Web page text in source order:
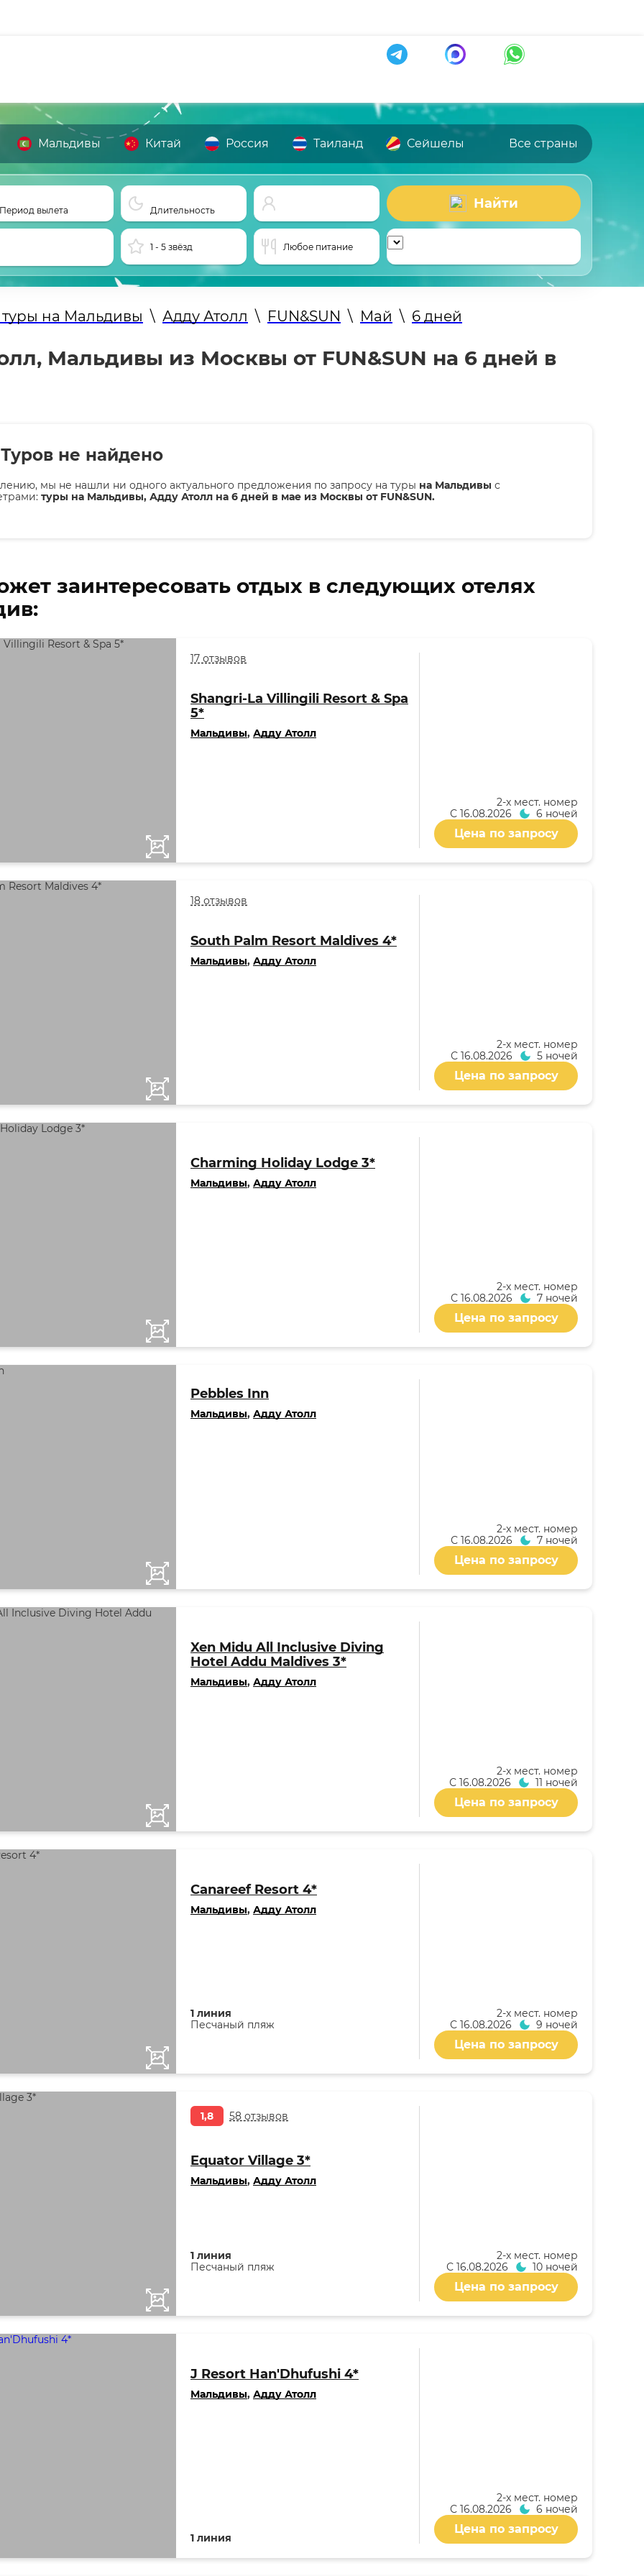
Мальдивы Китай Россия Таиланд Сейшелы Все страны
Период вылета Длительность Найти
1 - 5 звёзд Любое питание
на Мальдивы \ Адду Атолл \ FUN&SUN \ Май \ 6 дней
Мальдивы из Москвы от FUN&SUN на 6 дней в
Туров не найдено
мы не нашли ни одного актуального предложения по запросу на туры на Мальдивы с
туры на Мальдивы, Адду Атолл на 6 дней в мае из Москвы от FUN&SUN.
заинтересовать отдых в следующих отелях
17 отзывов
Shangri-La Villingili Resort & Spa
5*
Мальдивы, Адду Атолл
2-x мест. номер
С 16.08.2026 6 ночей
Цена по запросу
18 отзывов
South Palm Resort Maldives 4*
Мальдивы, Адду Атолл
2-x мест. номер
С 16.08.2026 5 ночей
Цена по запросу
Charming Holiday Lodge 3*
Мальдивы, Адду Атолл
2-x мест. номер
С 16.08.2026 7 ночей
Цена по запросу
Pebbles Inn
Мальдивы, Адду Атолл
2-x мест. номер
С 16.08.2026 7 ночей
Цена по запросу
Xen Midu All Inclusive Diving
Hotel Addu Maldives 3*
Мальдивы, Адду Атолл
2-x мест. номер
С 16.08.2026 11 ночей
Цена по запросу
Canareef Resort 4*
Мальдивы, Адду Атолл
1 линия
Песчаный пляж
2-x мест. номер
С 16.08.2026 9 ночей
Цена по запросу
1,8 58 отзывов
Equator Village 3*
Мальдивы, Адду Атолл
1 линия
Песчаный пляж
2-x мест. номер
С 16.08.2026 10 ночей
Цена по запросу
J Resort Han'Dhufushi 4*
Мальдивы, Адду Атолл
1 линия
2-x мест. номер
С 16.08.2026 6 ночей
Цена по запросу